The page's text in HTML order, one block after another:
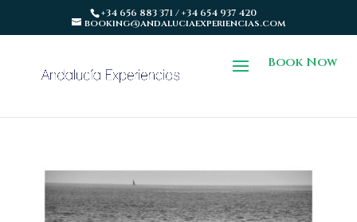
+34 656 883 371 / +34 654 937 420
booking@andaluciaexperiencias.com
Book Now